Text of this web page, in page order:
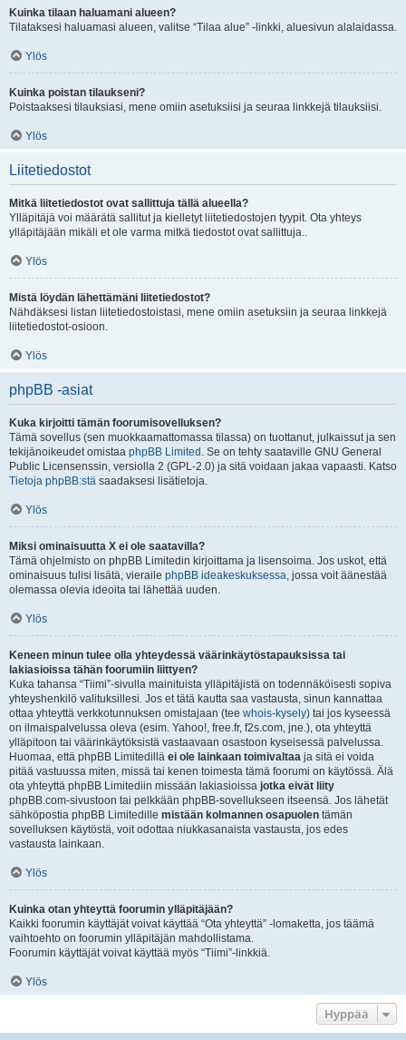
Kuinka tilaan haluamani alueen?
Tilataksesi haluamasi alueen, valitse “Tilaa alue” -linkki, aluesivun alalaidassa.
Ylös
Kuinka poistan tilaukseni?
Poistaaksesi tilauksiasi, mene omiin asetuksiisi ja seuraa linkkejä tilauksiisi.
Ylös
Liitetiedostot
Mitkä liitetiedostot ovat sallittuja tällä alueella?
Ylläpitäjä voi määrätä sallitut ja kielletyt liitetiedostojen tyypit. Ota yhteys
ylläpitäjään mikäli et ole varma mitkä tiedostot ovat sallittuja..
Ylös
Mistä löydän lähettämäni liitetiedostot?
Nähdäksesi listan liitetiedostoistasi, mene omiin asetuksiin ja seuraa linkkejä
liitetiedostot-osioon.
Ylös
phpBB -asiat
Kuka kirjoitti tämän foorumisovelluksen?
Tämä sovellus (sen muokkaamattomassa tilassa) on tuottanut, julkaissut ja sen
tekijänoikeudet omistaa phpBB Limited . Se on tehty saataville GNU General
Public Licensenssin, versiolla 2 (GPL-2.0) ja sitä voidaan jakaa vapaasti. Katso
Tietoja phpBB:stä saadaksesi lisätietoja.
Ylös
Miksi ominaisuutta X ei ole saatavilla?
Tämä ohjelmisto on phpBB Limitedin kirjoittama ja lisensoima. Jos uskot, että
ominaisuus tulisi lisätä, vieraile phpBB ideakeskuksessa, jossa voit äänestää
olemassa olevia ideoita tai lähettää uuden.
Ylös
Keneen minun tulee olla yhteydessä väärinkäytöstapauksissa tai
lakiasioissa tähän foorumiin liittyen?
Kuka tahansa “Tiimi”-sivulla mainituista ylläpitäjistä on todennäköisesti sopiva
yhteyshenkilö valituksillesi. Jos et tätä kautta saa vastausta, sinun kannattaa
ottaa yhteyttä verkkotunnuksen omistajaan (tee whois-kysely) tai jos kyseessä
on ilmaispalvelussa oleva (esim. Yahoo!, free.fr, f2s.com, jne.), ota yhteyttä
ylläpitoon tai väärinkäytöksistä vastaavaan osastoon kyseisessä palvelussa.
Huomaa, että phpBB Limitedillä ei ole lainkaan toimivaltaa ja sitä ei voida
pitää vastuussa miten, missä tai kenen toimesta tämä foorumi on käytössä. Älä
ota yhteyttä phpBB Limitediin missään lakiasioissa jotka eivät liity
phpBB.com-sivustoon tai pelkkään phpBB-sovellukseen itseensä. Jos lähetät
sähköpostia phpBB Limitedille mistään kolmannen osapuolen tämän
sovelluksen käytöstä, voit odottaa niukkasanaista vastausta, jos edes
vastausta lainkaan.
Ylös
Kuinka otan yhteyttä foorumin ylläpitäjään?
Kaikki foorumin käyttäjät voivat käyttää “Ota yhteyttä” -lomaketta, jos täämä
vaihtoehto on foorumin ylläpitäjän mahdollistama.
Foorumin käyttäjät voivat käyttää myös “Tiimi”-linkkiä.
Ylös
Hyppää